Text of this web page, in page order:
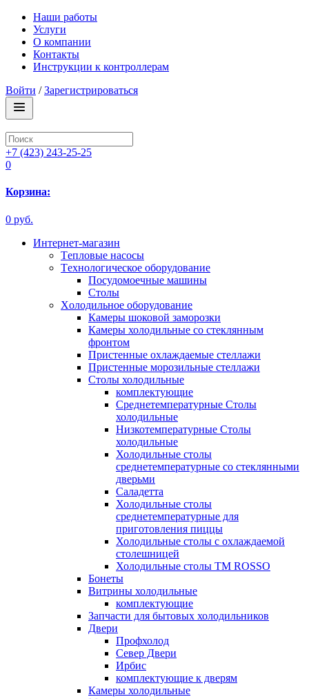
Наши работы
Услуги
О компании
Контакты
Инструкции к контроллерам
Войти /Зарегистрироваться
+7 (423) 243-25-25
0
Корзина:
0 руб.
Интернет-магазин
Tепловые насосы
Tехнологическое оборудование
Посудомоечные машины
Столы
Xолодильное оборудование
Камеры шоковой заморозки
Камеры холодильные со стеклянным
фронтом
Пристенные охлаждаемые стеллажи
Пристенные морозильные стеллажи
Столы холодильные
комплектующие
Среднетемпературные Столы
холодильные
Низкотемпературные Столы
холодильные
Холодильные столы
среднетемпературные со стеклянными
дверьми
Саладетта
Холодильные столы
среднетемпературные для
приготовления пиццы
Холодильные столы с охлаждаемой
столешницей
Холодильные столы ТМ ROSSO
Бонеты
Витрины холодильные
комплектующие
Запчасти для бытовых холодильников
Двери
Профхолод
Север Двери
Ирбис
комплектующие к дверям
Камеры холодильные